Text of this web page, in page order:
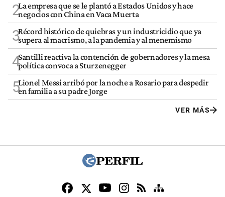
2La empresa que se le plantó a Estados Unidos y hace
negocios con China en Vaca Muerta
3Récord histórico de quiebras y un industricidio que ya
supera al macrismo, a la pandemia y al menemismo
4Santilli reactiva la contención de gobernadores y la mesa
política convoca a Sturzenegger
5Lionel Messi arribó por la noche a Rosario para despedir
en familia a su padre Jorge
VER MÁS